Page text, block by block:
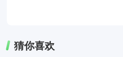
猜你喜欢